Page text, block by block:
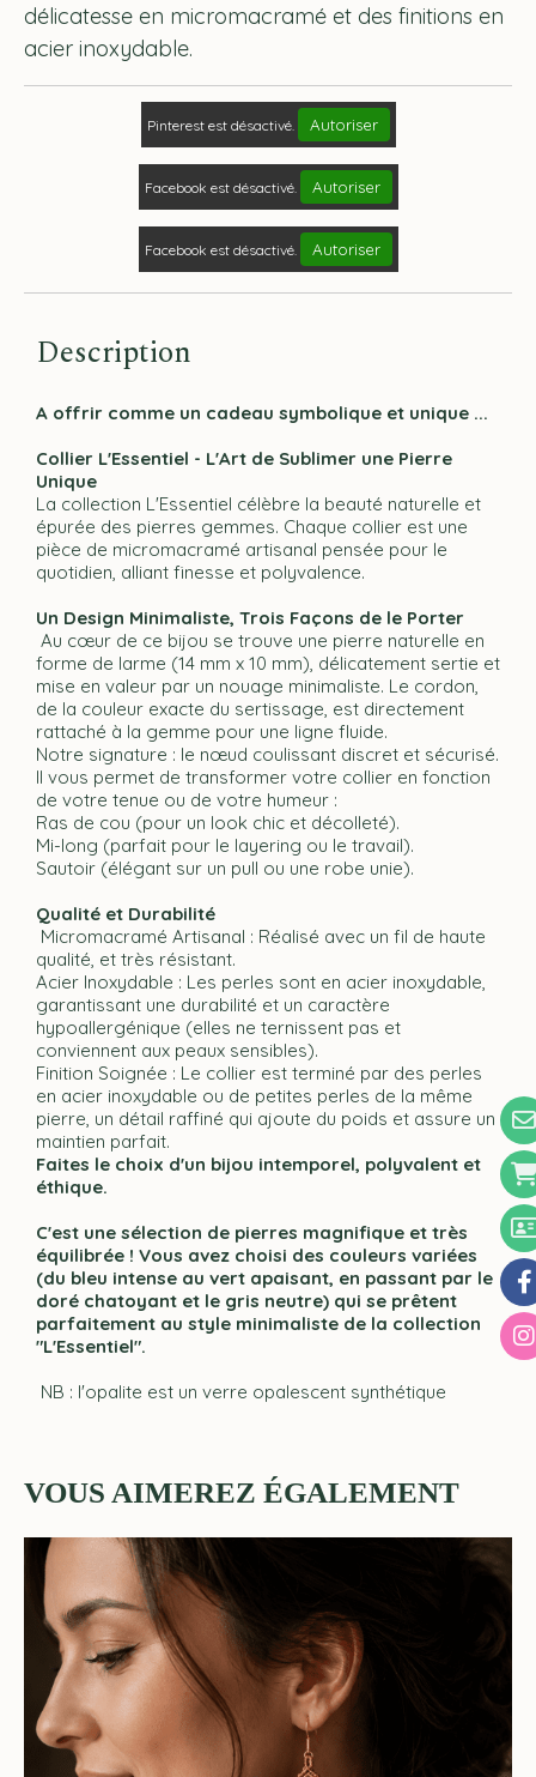
délicatesse en micromacramé et des finitions en
acier inoxydable.
Pinterest est désactivé. Autoriser
Facebook est désactivé. Autoriser
Facebook est désactivé. Autoriser
Description
A offrir comme un cadeau symbolique et unique ...
Collier L'Essentiel - L'Art de Sublimer une Pierre
Unique
La collection L'Essentiel célèbre la beauté naturelle et
épurée des pierres gemmes. Chaque collier est une
pièce de micromacramé artisanal pensée pour le
quotidien, alliant finesse et polyvalence.
Un Design Minimaliste, Trois Façons de le Porter
Au cœur de ce bijou se trouve une pierre naturelle en
forme de larme (14 mm x 10 mm), délicatement sertie et
mise en valeur par un nouage minimaliste. Le cordon,
de la couleur exacte du sertissage, est directement
rattaché à la gemme pour une ligne fluide.
Notre signature : le nœud coulissant discret et sécurisé.
Il vous permet de transformer votre collier en fonction
de votre tenue ou de votre humeur :
Ras de cou (pour un look chic et décolleté).
Mi-long (parfait pour le layering ou le travail).
Sautoir (élégant sur un pull ou une robe unie).
Qualité et Durabilité
Micromacramé Artisanal : Réalisé avec un fil de haute
qualité, et très résistant.
Acier Inoxydable : Les perles sont en acier inoxydable,
garantissant une durabilité et un caractère
hypoallergénique (elles ne ternissent pas et
conviennent aux peaux sensibles).
Finition Soignée : Le collier est terminé par des perles
en acier inoxydable ou de petites perles de la même
pierre, un détail raffiné qui ajoute du poids et assure un
maintien parfait.
Faites le choix d'un bijou intemporel, polyvalent et
éthique.
C'est une sélection de pierres magnifique et très
équilibrée ! Vous avez choisi des couleurs variées
(du bleu intense au vert apaisant, en passant par le
doré chatoyant et le gris neutre) qui se prêtent
parfaitement au style minimaliste de la collection
"L'Essentiel".
NB : l'opalite est un verre opalescent synthétique
VOUS AIMEREZ ÉGALEMENT